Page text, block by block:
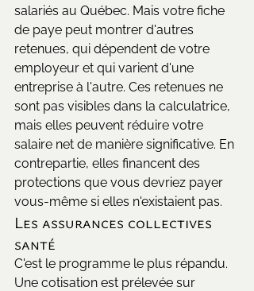
salariés au Québec. Mais votre fiche
de paye peut montrer d'autres
retenues, qui dépendent de votre
employeur et qui varient d'une
entreprise à l'autre. Ces retenues ne
sont pas visibles dans la calculatrice,
mais elles peuvent réduire votre
salaire net de manière significative. En
contrepartie, elles financent des
protections que vous devriez payer
vous-même si elles n'existaient pas.
Les assurances collectives
santé
C'est le programme le plus répandu.
Une cotisation est prélevée sur